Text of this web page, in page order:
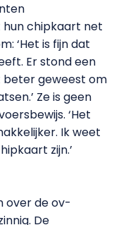
chipkaart net
‘Het is fijn dat
Er stond een
beter geweest om
Ze is geen
‘Het
Ik weet
zijn.’
over de ov-
De